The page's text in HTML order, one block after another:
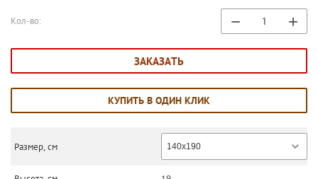
Кол-во: − +
ЗАКАЗАТЬ
КУПИТЬ В ОДИН КЛИК
Размер, см 140х190